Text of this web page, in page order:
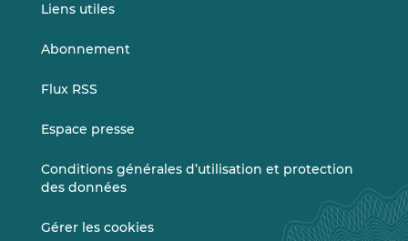
Liens utiles
Abonnement
Flux RSS
Espace presse
Conditions générales d’utilisation et protection
des données
Gérer les cookies